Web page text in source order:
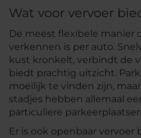
Wat voor vervoer
De meest flexibele manier
verkennen is per auto.
kust kronkelt, verbindt de
biedt prachtig uitzicht.
moeilijk te vinden zijn,
stadjes hebben allemaal
particuliere
Er is ook openbaar vervoer